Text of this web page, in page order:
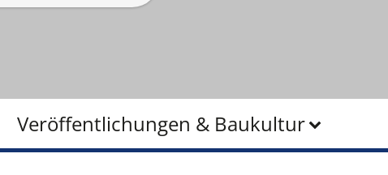
Veröffentlichungen & Baukultur